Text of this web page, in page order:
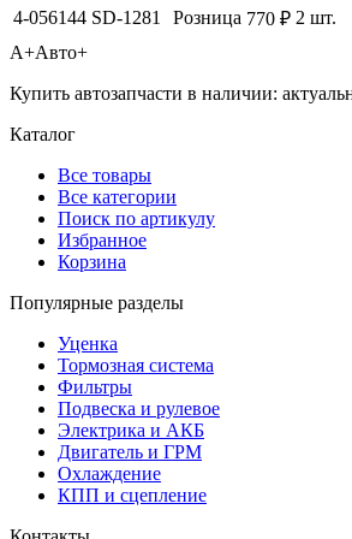
4-056144 SD-1281 Розница 770 ₽ 2 шт.
А+Авто+
Купить автозапчасти в наличии:
Каталог
Все товары
Все категории
Поиск по артикулу
Избранное
Корзина
Популярные разделы
Уценка
Тормозная система
Фильтры
Подвеска и рулевое
Электрика и АКБ
Двигатель и ГРМ
Охлаждение
КПП и сцепление